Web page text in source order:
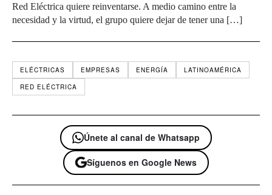
Red Eléctrica quiere reinventarse. A medio camino entre la
necesidad y la virtud, el grupo quiere dejar de tener una […]
ELÉCTRICAS EMPRESAS ENERGÍA
LATINOAMÉRICA
RED ELÉCTRICA
Únete al canal de Whatsapp
Síguenos en Google News